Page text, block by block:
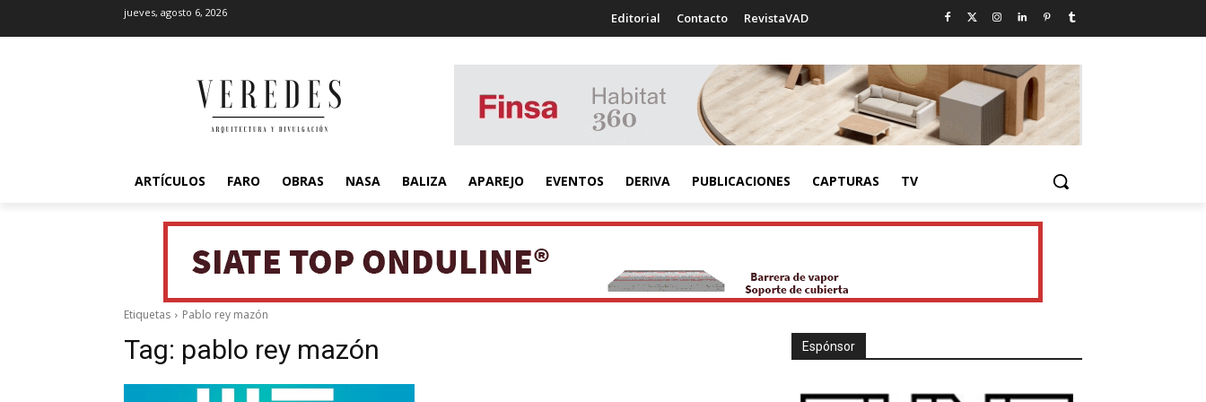
jueves, agosto 6, 2026 Editorial Contacto RevistaVAD
ARTÍCULOS FARO OBRAS NASA BALIZA APAREJO EVENTOS DERIVA PUBLICACIONES CAPTURAS TV
Etiquetas Pablo rey mazón
Tag: pablo rey mazón Espónsor